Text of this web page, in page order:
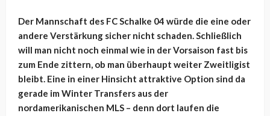
Der Mannschaft des FC Schalke 04 würde die eine oder
andere Verstärkung sicher nicht schaden. Schließlich
will man nicht noch einmal wie in der Vorsaison fast bis
zum Ende zittern, ob man überhaupt weiter Zweitligist
bleibt. Eine in einer Hinsicht attraktive Option sind da
gerade im Winter Transfers aus der
nordamerikanischen MLS – denn dort laufen die